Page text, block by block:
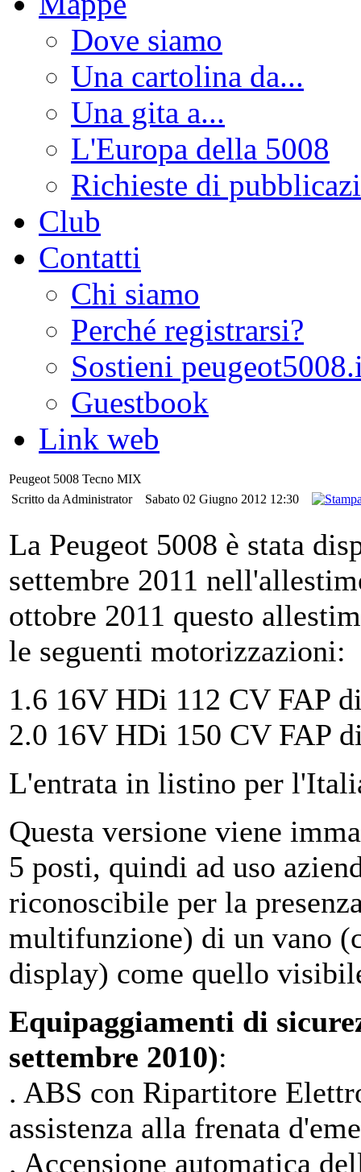
Dove siamo
Una cartolina da...
Una gita a...
L'Europa della 5008
Richieste di
Club
Contatti
Chi siamo
Perché registrarsi?
Sostieni
Guestbook
Link web
Peugeot 5008 Tecno MIX
Scritto da Administrator
Sabato 02 Giugno 2012 12:30
La Peugeot 5008 è stata
settembre 2011
ottobre 2011 questo
le seguenti motorizzazioni:
1.6 16V HDi 112 CV FAP
2.0 16V HDi 150 CV FAP
L'entrata in listino per
Questa versione viene
5 posti, quindi ad uso
riconoscibile per la
multifunzione) di un vano
display) come quello
Equipaggiamenti di
settembre 2010):
. ABS con Ripartitore
assistenza alla frenata
. Accensione automatica